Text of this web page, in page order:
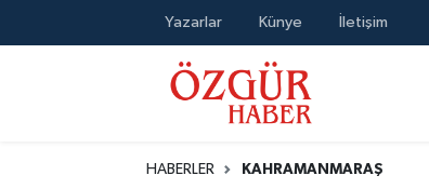
Yazarlar Künye İletişim
HABERLER KAHRAMANMARAŞ
MODA - GÜZELLİK
Nöbetçi Eczaneler